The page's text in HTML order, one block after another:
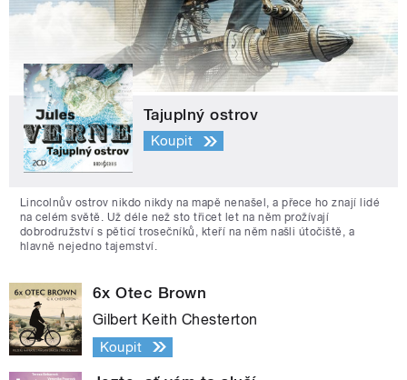
Tajuplný ostrov
Koupit
Lincolnův ostrov nikdo nikdy na mapě nenašel, a přece ho znají lidé
na celém světě. Už déle než sto třicet let na něm prožívají
dobrodružství s pěticí trosečníků, kteří na něm našli útočiště, a
hlavně nejedno tajemství.
6x Otec Brown
Gilbert Keith Chesterton
Koupit